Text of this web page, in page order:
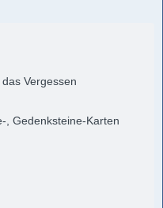
Vergessen
, Gedenksteine-Karten